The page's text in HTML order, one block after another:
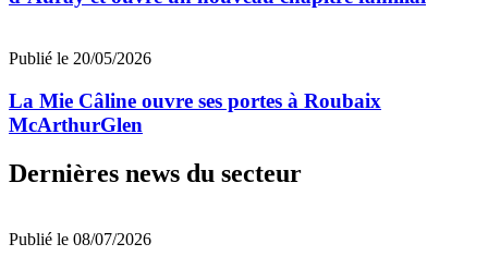
Publié le 20/05/2026
La Mie Câline ouvre ses portes à Roubaix
McArthurGlen
Dernières news du secteur
Publié le 08/07/2026